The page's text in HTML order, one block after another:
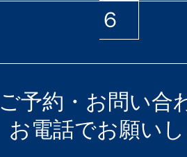
６
ご予約・お問い合
お電話でお願い